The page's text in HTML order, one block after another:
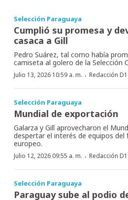
Selección Paraguaya
Cumplió su promesa y
casaca a Gill
Pedro Suárez, tal como había
camiseta al golero de la Selección
Julio 13, 2026 10:59 a. m. · Redacción
Selección Paraguaya
Mundial de exportación
Galarza y Gill aprovecharon el
despertar el interés de equipos del
europeo.
Julio 12, 2026 09:55 a. m. · Redacción
Selección Paraguaya
Paraguay sube al podio